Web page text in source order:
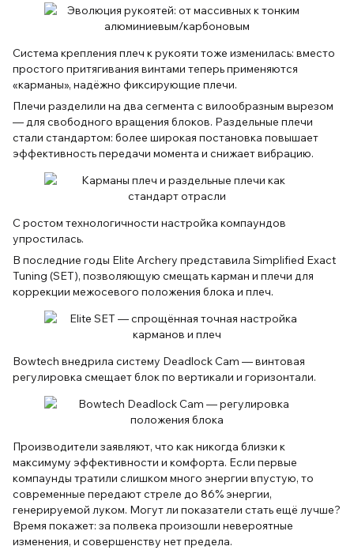
Система крепления плеч к рукояти тоже изменилась: вместо
простого притягивания винтами теперь применяются
«карманы», надёжно фиксирующие плечи.
Плечи разделили на два сегмента с вилообразным вырезом
— для свободного вращения блоков. Раздельные плечи
стали стандартом: более широкая постановка повышает
эффективность передачи момента и снижает вибрацию.
С ростом технологичности настройка компаундов
упростилась.
В последние годы Elite Archery представила Simplified Exact
Tuning (SET), позволяющую смещать карман и плечи для
коррекции межосевого положения блока и плеч.
Bowtech внедрила систему Deadlock Cam — винтовая
регулировка смещает блок по вертикали и горизонтали.
Производители заявляют, что как никогда близки к
максимуму эффективности и комфорта. Если первые
компаунды тратили слишком много энергии впустую, то
современные передают стреле до 86% энергии,
генерируемой луком. Могут ли показатели стать ещё лучше?
Время покажет: за полвека произошли невероятные
изменения, и совершенству нет предела.